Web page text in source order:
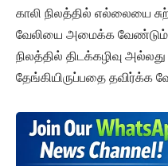
காலி நிலத்தில் எல்லையை
வேலியை அமைக்க
நிலத்தில் திடக்கழிவு
தேங்கியிருப்பதை தவிர்க்க